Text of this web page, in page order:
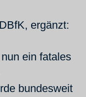
ergänzt:
ein fatales
bundesweit